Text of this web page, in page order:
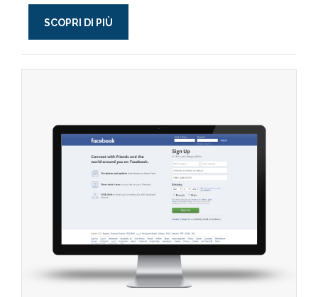
SCOPRI DI PIÙ